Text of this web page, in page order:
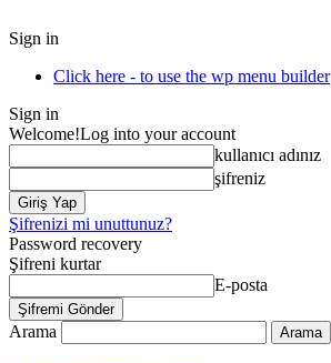
Sign in
Click here - to use the wp menu builder
Sign in
Welcome!Log into your account
kullanıcı adınız
şifreniz
Şifrenizi mi unuttunuz?
Password recovery
Şifreni kurtar
E-posta
Arama